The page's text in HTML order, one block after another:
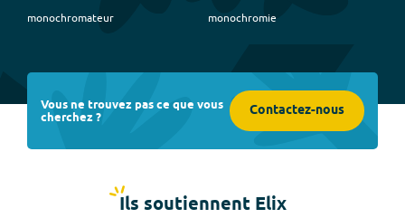
monochromateur monochromie
Vous ne trouvez pas ce que vous
cherchez ? Contactez-nous
Ils soutiennent Elix